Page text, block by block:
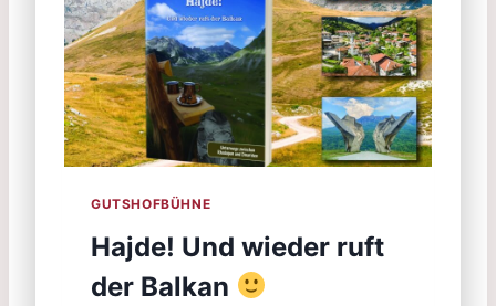
GUTSHOFBÜHNE
Hajde! Und wieder ruft
der Balkan